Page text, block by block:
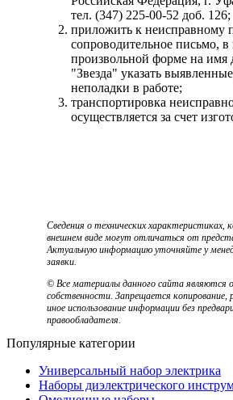
тел. (347) 225-00-52 доб. 126;
приложить к неисправному
сопроводительное письмо, в
произвольной форме на
"Звезда" указать
неполадки в работе;
транспортировка
осуществляется за счет
Сведения о технических характеристиках,
внешнем виде могут отличаться от
Актуальную информацию уточняйте у
заявки.
© Все материалы данного сайта являются
собственности. Запрещается копирование,
иное использование информации без
правообладателя.
Популярные категории
Универсальный набор электрика
Наборы диэлектрического